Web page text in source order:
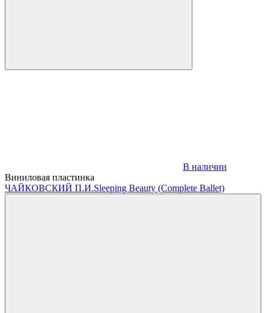
В наличии
Виниловая пластинка
ЧАЙКОВСКИЙ П.И.Sleeping Beauty (Complete Ballet)